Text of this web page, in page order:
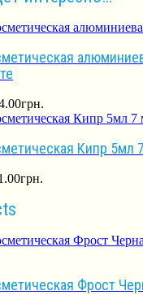
грн.
Кипр 5мл
грн.
Фрост